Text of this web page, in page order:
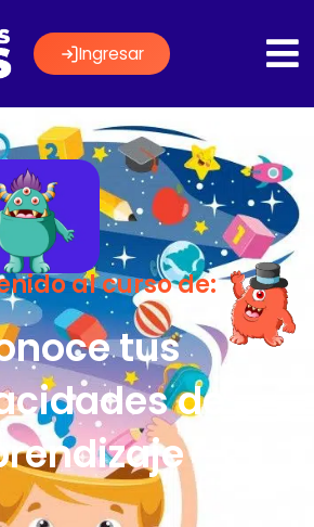
Ingresar
al curso de:
tus
de